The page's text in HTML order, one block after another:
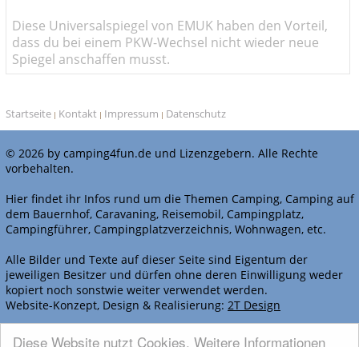
Diese Website nutzt Cookies. Weitere Informationen
Diese Universalspiegel von EMUK haben den Vorteil,
dass du bei einem PKW-Wechsel nicht wieder neue
Spiegel anschaffen musst.
Startseite | Kontakt | Impressum | Datenschutz
© 2026 by camping4fun.de und Lizenzgebern. Alle Rechte
vorbehalten.
Hier findet ihr Infos rund um die Themen Camping, Camping auf
dem Bauernhof, Caravaning, Reisemobil, Campingplatz,
Campingführer, Campingplatzverzeichnis, Wohnwagen, etc.
Alle Bilder und Texte auf dieser Seite sind Eigentum der
jeweiligen Besitzer und dürfen ohne deren Einwilligung weder
kopiert noch sonstwie weiter verwendet werden.
Website-Konzept, Design & Realisierung: 2T Design